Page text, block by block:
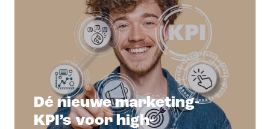
Dé nieuwe marketing-
KPI’s voor high-